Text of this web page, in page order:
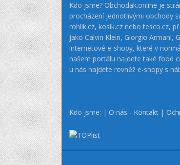
Kdo jsme? Obchodak.online je
procházení jednotlivými obchody
rohlik.cz, kosik.cz nebo tesco.cz,
jako Calvin Klein, Giorgio Armani,
internetové e-shopy, které v
našem portálu najdete také food
u nás najdete rovněž e-shopy s
Kdo jsme: | O nás - Kontakt |